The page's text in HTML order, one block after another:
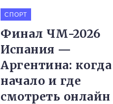
СПОРТ
Финал ЧМ-2026
Испания —
Аргентина: когда
начало и где
смотреть онлайн